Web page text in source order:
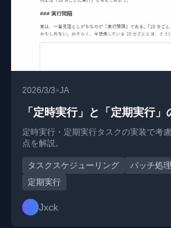
2026/3/3•JA
「定時実行」と「定期実行」
定時実行・定期実行タスクの実装で考
点を解説。
タスクスケジューリング バッチ処理
定期実行
Jxck